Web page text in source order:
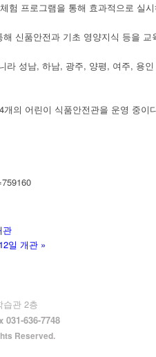
험 프로그램을 통해 효과적으로 실
신품안전과 기초 영양지식 등을
성남, 하남, 광주, 양평, 여주,
의 어린이 식품안전관을 운영 중이
관
일 개관 »
습관 2층
031-636-7748
Reserved.